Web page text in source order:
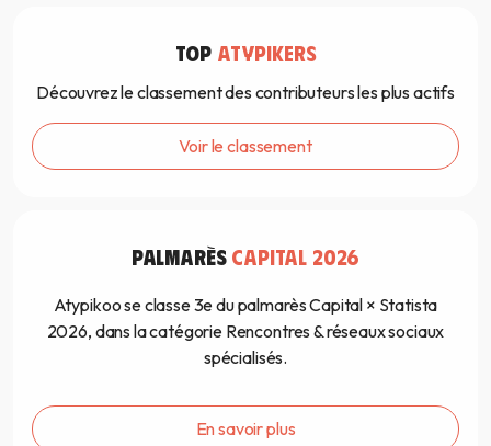
TOP ATYPIKERS
Découvrez le classement des contributeurs les plus actifs
Voir le classement
PALMARÈS CAPITAL 2026
Atypikoo se classe 3e du palmarès Capital × Statista
2026, dans la catégorie Rencontres & réseaux sociaux
spécialisés.
En savoir plus